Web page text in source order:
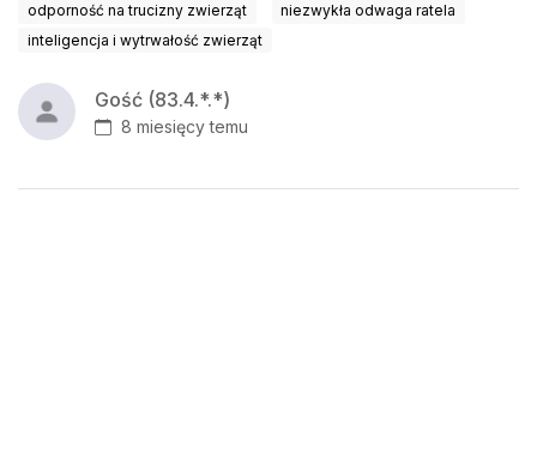
odporność na trucizny zwierząt
niezwykła odwaga ratela
inteligencja i wytrwałość zwierząt
Gość (83.4.*.*)
8 miesięcy temu